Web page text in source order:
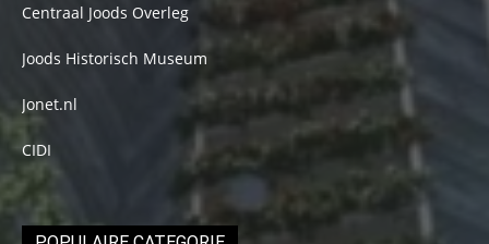
Centraal Joods Overleg
Joods Historisch Museum
Jonet.nl
CIDI